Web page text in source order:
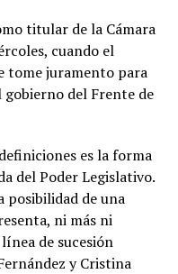
titular de la Cámara
cuando el
tome juramento para
del Frente de
es la forma
del Poder Legislativo.
posibilidad de una
ni más ni
de sucesión
y Cristina